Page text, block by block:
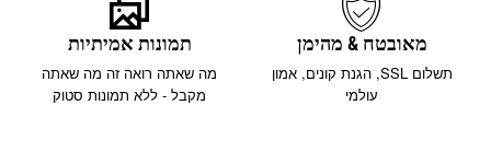
מאובטח & מהימן
תשלום SSL, הגנת קונים, אמון
עולמי
תמונות אמיתיות
מה שאתה רואה זה מה שאתה
מקבל - ללא תמונות סטוק